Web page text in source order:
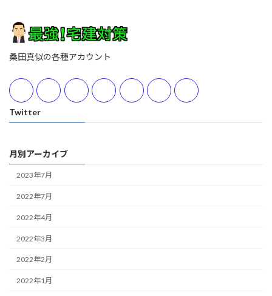
桑田真似の各種アカウント
Twitter
月別アーカイブ
2023年7月
2022年7月
2022年4月
2022年3月
2022年2月
2022年1月